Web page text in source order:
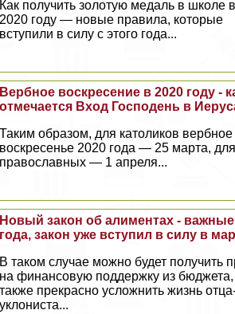
Как получить золотую медаль в школе в
2020 году — новые правила, которые
вступили в силу с этого года...
Вербное воскресение в 2020 году -
отмечается Вход Господень в
Таким образом, для католиков вербное
воскресенье 2020 года — 25 марта, для
православных — 1 апреля...
Новый закон об алиментах -
года, закон уже вступил в силу в
В таком случае можно будет получить
на финансовую поддержку из бюджета,
также прекрасно усложнить жизнь
уклониста...